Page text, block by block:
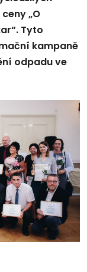
„O
Tyto
kampaně
odpadu ve